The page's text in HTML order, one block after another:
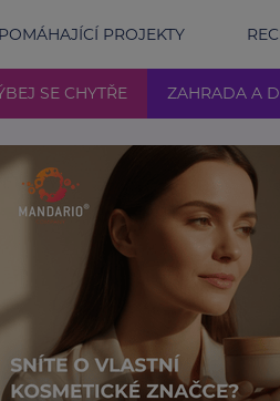
POMÁHAJÍCÍ PROJEKTY
SE CHYTŘE ZAHRADA A